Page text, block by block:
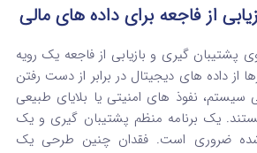
از فاجعه برای داده‌ های مالی
پشتیبان‌ گیری و بازیابی از فاجعه یک رویه
از داده‌ های دیجیتال در برابر از دست رفتن
نفوذ های امنیتی یا بلایای طبیعی
یک برنامه منظم پشتیبان‌ گیری و یک
شده ضروری است. فقدان چنین طرحی یک